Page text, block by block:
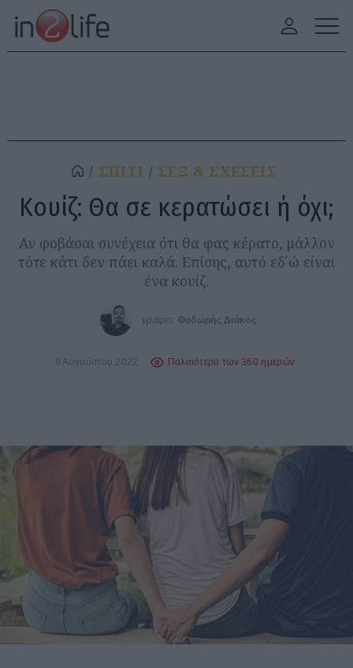
ΣΠΙΤΙ ΣΕΞ & ΣΧΕΣΕΙΣ
Κουίζ: Θα σε κερατώσει ή όχι;
Αν φοβάσαι συνέχεια ότι θα φας κέρατο, μάλλον
τότε κάτι δεν πάει καλά. Επίσης, αυτό εδ΄ώ είναι
ένα κουίζ.
γράφει: Θοδωρής Διάκος
8 Αυγούστου 2022 Παλαιότερο των 360 ημερών